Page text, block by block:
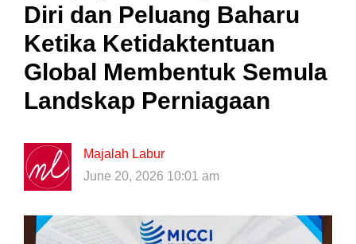
Diri dan Peluang Baharu
Ketika Ketidaktentuan
Global Membentuk Semula
Landskap Perniagaan
Majalah Labur
June 20, 2026 10:01 am